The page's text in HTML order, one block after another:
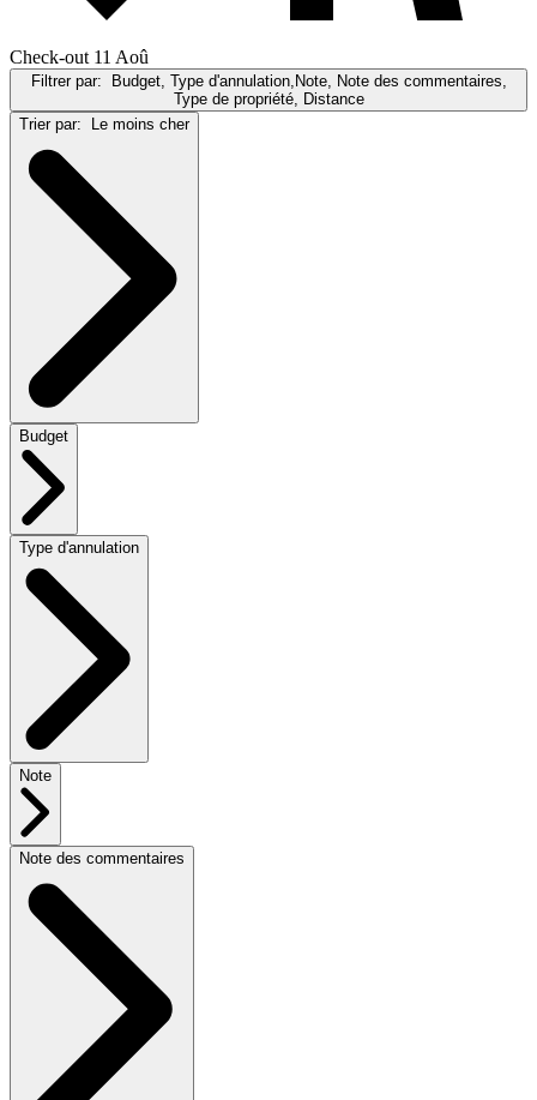
Check-out 11 Aoû
Filtrer par: Budget, Type d'annulation,Note, Note des commentaires,
Type de propriété, Distance
Trier par: Le moins cher
Budget
Type d'annulation
Note
Note des commentaires